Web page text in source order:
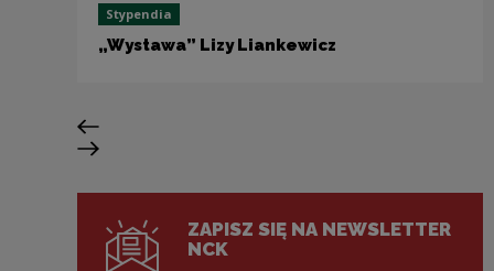
Stypendia
„Wystawa” Lizy Liankewicz
Poprzedni slajd
Następny slajd
ZAPISZ SIĘ NA NEWSLETTER
NCK